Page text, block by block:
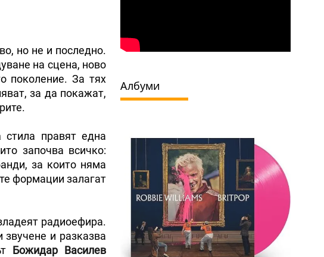
но не и последно.
на сцена, ново
поколение. За тях
за да покажат,
правят една
започва всичко:
за които няма
формации залагат
радиоефира.
и разказва
Божидар Василев
Албуми